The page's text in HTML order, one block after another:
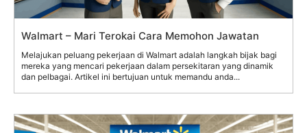
Walmart – Mari Terokai Cara Memohon Jawatan
Melajukan peluang pekerjaan di Walmart adalah langkah bijak bagi
mereka yang mencari pekerjaan dalam persekitaran yang dinamik
dan pelbagai. Artikel ini bertujuan untuk memandu anda...